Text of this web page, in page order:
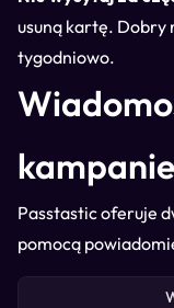
usuną kartę. Dobry
tygodniowo.
kampanie
Passtastic oferuje
pomocą